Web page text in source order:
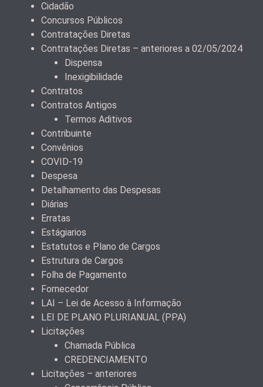
Cidadão
Concursos Públicos
Contratações Diretas
Contratações Diretas – anteriores a 02/05/2024
Dispensa
Inexigibilidade
Contratos
Contratos Antigos
Termos Aditivos
Contribuinte
Convênios
COVID-19
Despesa
Detalhamento das Despesas
Diárias
Erratas
Estágiarios
Estatutos e Plano de Cargos
Estrutura de Cargos
Folha de Pagamento
Fornecedor
LAI – Lei de Acesso à Informação
LEI DE PLANO PLURIANUAL (PPA)
Licitações
Chamada Pública
CREDENCIAMENTO
Licitações – anteriores